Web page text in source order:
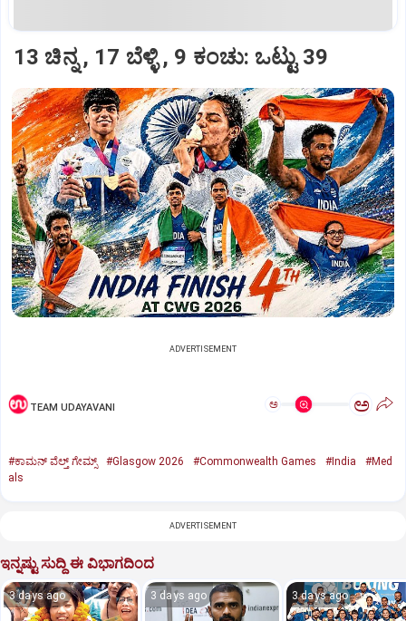
13 ಚಿನ್ನ , 17 ಬೆಳ್ಳಿ , 9 ಕಂಚು: ಒಟ್ಟು 39
ADVERTISEMENT
TEAM UDAYAVANI ಅ ಅ
#ಕಾಮನ್ ವೆಲ್ತ್ ಗೇಮ್ಸ್ #Glasgow 2026 #Commonwealth Games #India
#Med
als
ADVERTISEMENT
ಇನ್ನಷ್ಟು ಸುದ್ದಿ ಈ ವಿಭಾಗದಿಂದ
3 days ago 3 days ago 3 days ago